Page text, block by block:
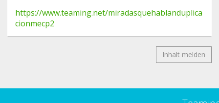
https://www.teaming.net/miradasquehablanduplica
cionmecp2
Inhalt melden